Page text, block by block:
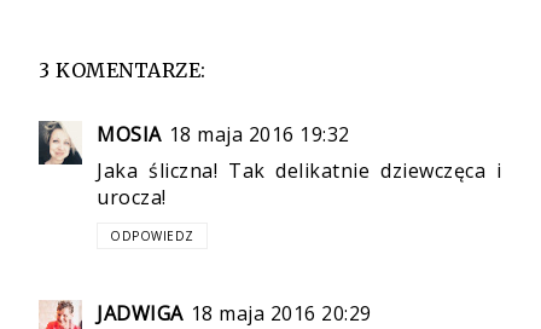
3 KOMENTARZE:
MOSIA 18 maja 2016 19:32
Jaka śliczna! Tak delikatnie dziewczęca i
urocza!
ODPOWIEDZ
JADWIGA 18 maja 2016 20:29